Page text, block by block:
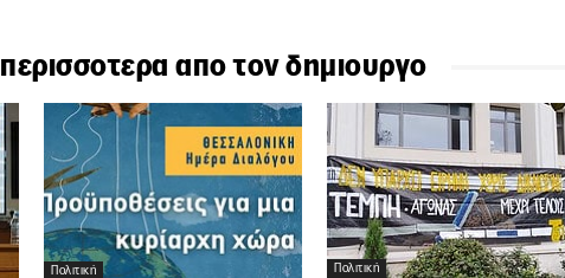
περισσοτερα απο τον δημιουργο
Πολιτική Πολιτική